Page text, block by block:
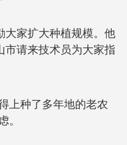
大家扩大种植规模。他
市请来技术员为大家指
上种了多年地的老农
。